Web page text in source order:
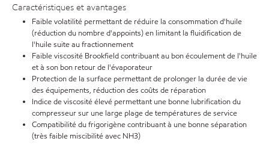
Caractéristiques et avantages
Faible volatilité permettant de réduire la consommation d'huile
(réduction du nombre d'appoints) en limitant la fluidification de
l'huile suite au fractionnement
Faible viscosité Brookfield contribuant au bon écoulement de l'huile
et à son bon retour de l'évaporateur
Protection de la surface permettant de prolonger la durée de vie
des équipements, réduction des coûts de réparation
Indice de viscosité élevé permettant une bonne lubrification du
compresseur sur une large plage de températures de service
Compatibilité du frigorigène contribuant à une bonne séparation
(très faible miscibilité avec NH3)